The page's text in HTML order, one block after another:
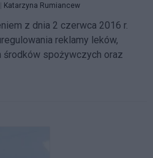
| Katarzyna Rumiancew
z dnia 2 czerwca 2016 r.
reklamy leków,
spożywczych oraz